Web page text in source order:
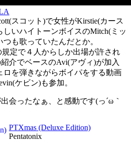
スコット)で女性がKirstie(カース
いハイトーンボイスのMitch(ミッ
も歌っていたんだとか。
規定で４人からしか出場が許され
介でベースのAvi(アヴィ)が加入
ロを弾きながらボイパをする動画
ケビン)も参加。
会ったなぁ、と感動です(っ´ω｀
PTXmas (Deluxe Edition)
Pentatonix